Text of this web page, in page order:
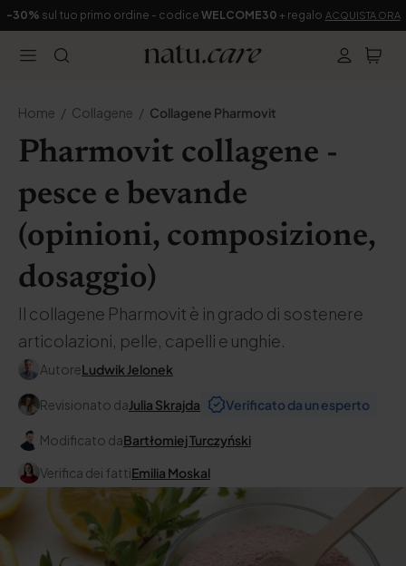
-30% sul tuo primo ordine - codice WELCOME30 + regalo ACQUISTA ORA
Home Collagene Collagene Pharmovit
Pharmovit collagene -
pesce e bevande
(opinioni, composizione,
dosaggio)
Il collagene Pharmovit è in grado di sostenere
articolazioni, pelle, capelli e unghie.
AutoreLudwik Jelonek
Revisionato daJulia Skrajda Verificato da un esperto
Modificato daBartłomiej Turczyński
Verifica dei fattiEmilia Moskal